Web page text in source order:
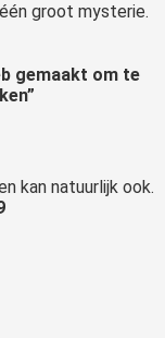
groot mysterie.
gemaakt om te
kan natuurlijk ook.